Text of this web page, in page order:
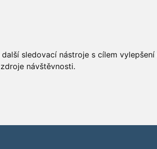
sledovací nástroje s cílem
návštěvnosti.